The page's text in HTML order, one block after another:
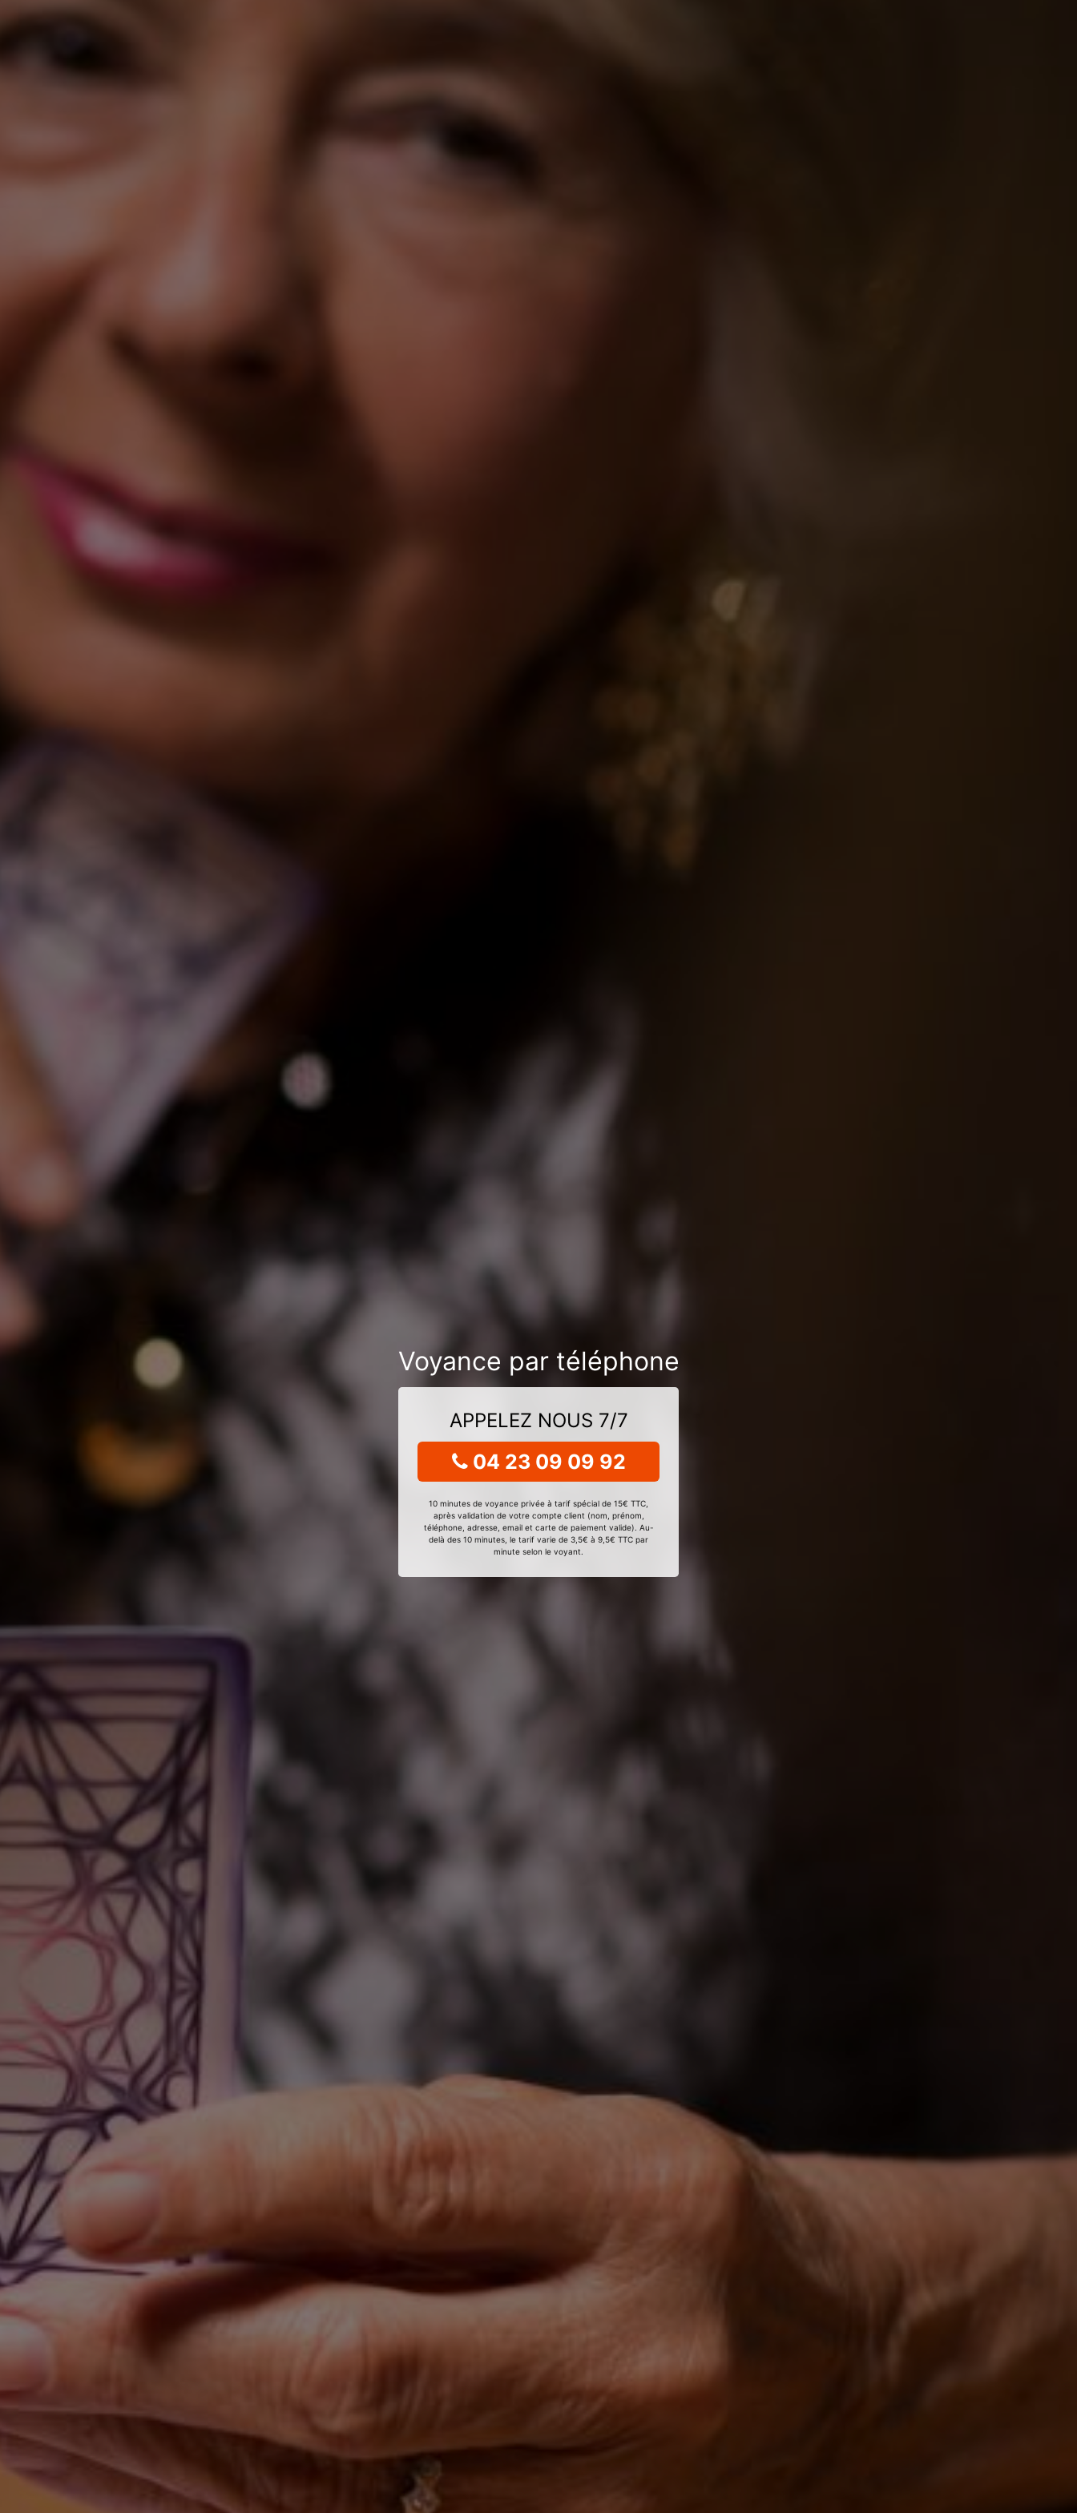
Voyance par téléphone
APPELEZ NOUS 7/7
04 23 09 09 92
10 minutes de voyance privée à tarif spécial de 15€ TTC,
après validation de votre compte client (nom, prénom,
téléphone, adresse, email et carte de paiement valide). Au-
delà des 10 minutes, le tarif varie de 3,5€ à 9,5€ TTC par
minute selon le voyant.